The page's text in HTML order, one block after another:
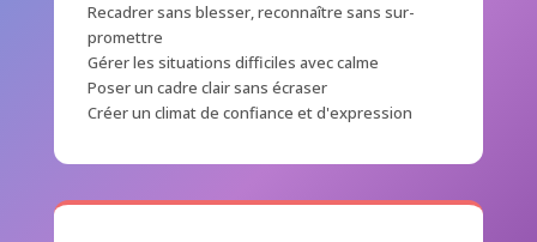
Recadrer sans blesser, reconnaître sans sur-
promettre
Gérer les situations difficiles avec calme
Poser un cadre clair sans écraser
Créer un climat de confiance et d'expression